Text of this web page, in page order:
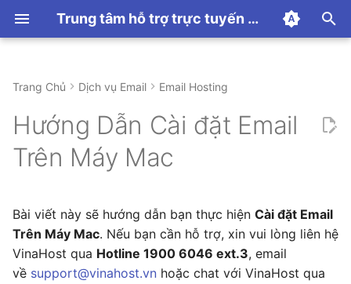
Trung tâm hỗ trợ trực tuyến VinaHost
y
e
s
t
a
Các Tính Năng
Windows Hosting
Linux VPS
MMO VPS
dẫn các bạn Cài đặt Email
Trên Máy Mac.
Những Lỗi Thường Gặp
Domain
Lỗi Thường Gặp
Minecraft
ARK
Trang Chủ Dịch vụ Email Email Hosting
Hướng Dẫn Cài đặt Email
Trên Máy Mac
Bài viết này sẽ hướng dẫn bạn thực hiện Cài đặt Email
Trên Máy Mac. Nếu bạn cần hỗ trợ, xin vui lòng liên hệ
VinaHost qua Hotline 1900 6046 ext.3, email
về support@vinahost.vn hoặc chat với VinaHost qua